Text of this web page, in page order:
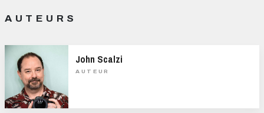
AUTEURS
John Scalzi
AUTEUR